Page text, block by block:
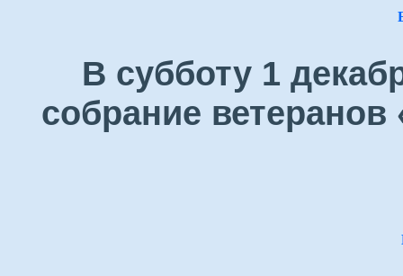
В субботу 1
собрание